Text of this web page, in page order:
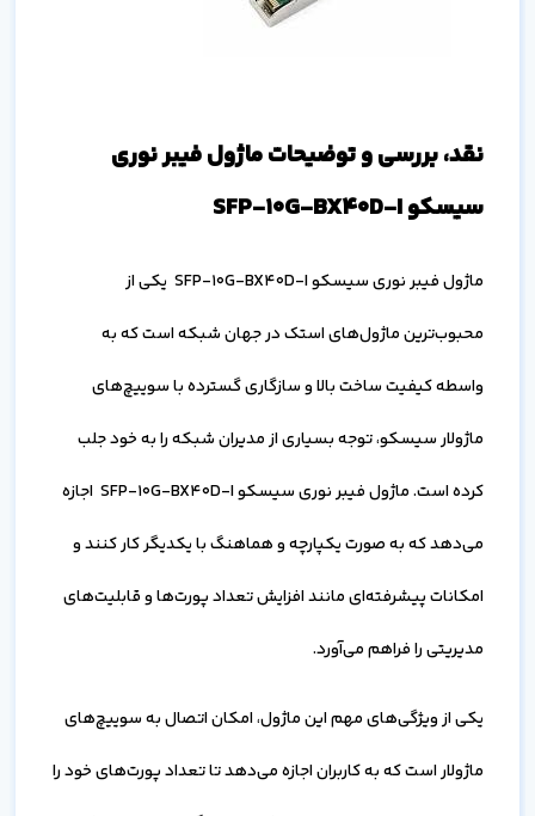
نقد، بررسی و توضیحات ماژول فیبر نوری
سیسکو SFP-10G-BX40D-I
ماژول فیبر نوری سیسکو SFP-10G-BX40D-I یکی از
محبوب‌ترین ماژول‌های استک در جهان شبکه است که به
واسطه کیفیت ساخت بالا و سازگاری گسترده با سوییچ‌های
ماژولار سیسکو، توجه بسیاری از مدیران شبکه را به خود جلب
کرده است. ماژول فیبر نوری سیسکو SFP-10G-BX40D-I اجازه
می‌دهد که به صورت یکپارچه و هماهنگ با یکدیگر کار کنند و
امکانات پیشرفته‌ای مانند افزایش تعداد پورت‌ها و قابلیت‌های
مدیریتی را فراهم می‌آورد.
یکی از ویژگی‌های مهم این ماژول، امکان اتصال به سوییچ‌های
ماژولار است که به کاربران اجازه می‌دهد تا تعداد پورت‌های خود را